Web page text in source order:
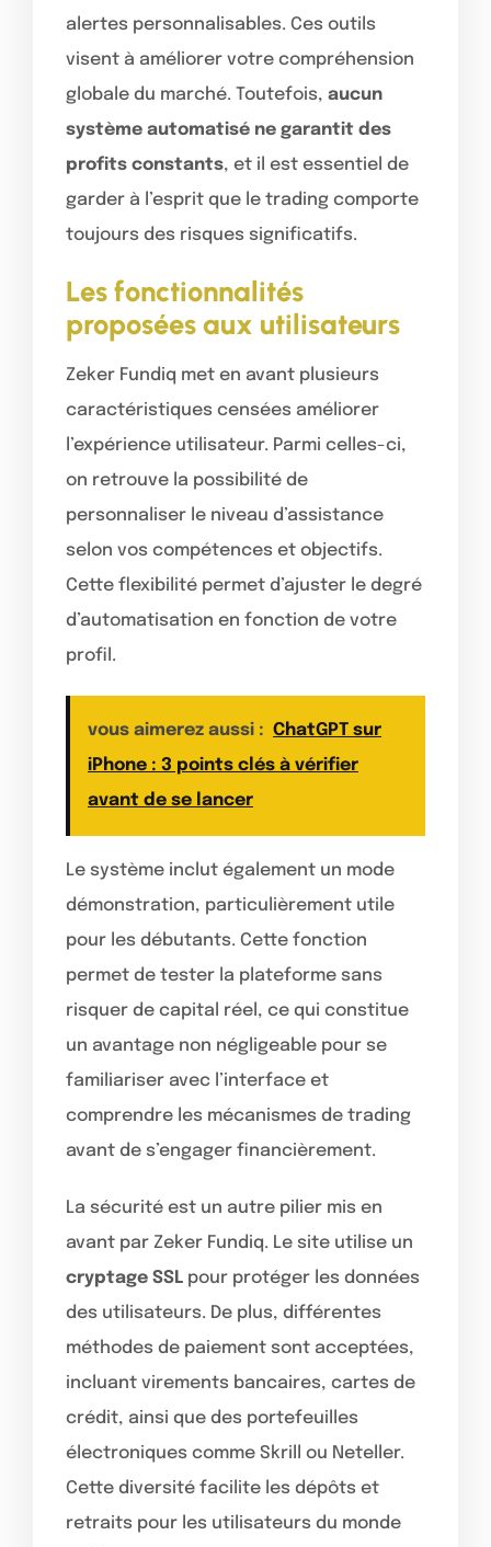
alertes personnalisables. Ces outils
visent à améliorer votre compréhension
globale du marché. Toutefois, aucun
système automatisé ne garantit des
profits constants, et il est essentiel de
garder à l’esprit que le trading comporte
toujours des risques significatifs.
Les fonctionnalités
proposées aux utilisateurs
Zeker Fundiq met en avant plusieurs
caractéristiques censées améliorer
l’expérience utilisateur. Parmi celles-ci,
on retrouve la possibilité de
personnaliser le niveau d’assistance
selon vos compétences et objectifs.
Cette flexibilité permet d’ajuster le degré
d’automatisation en fonction de votre
profil.
vous aimerez aussi : ChatGPT sur
iPhone : 3 points clés à vérifier
avant de se lancer
Le système inclut également un mode
démonstration, particulièrement utile
pour les débutants. Cette fonction
permet de tester la plateforme sans
risquer de capital réel, ce qui constitue
un avantage non négligeable pour se
familiariser avec l’interface et
comprendre les mécanismes de trading
avant de s’engager financièrement.
La sécurité est un autre pilier mis en
avant par Zeker Fundiq. Le site utilise un
cryptage SSL pour protéger les données
des utilisateurs. De plus, différentes
méthodes de paiement sont acceptées,
incluant virements bancaires, cartes de
crédit, ainsi que des portefeuilles
électroniques comme Skrill ou Neteller.
Cette diversité facilite les dépôts et
retraits pour les utilisateurs du monde